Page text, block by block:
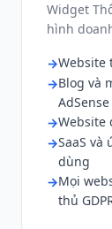
Widget
hình
Website
Blog và
AdSense
Website
SaaS
dùng
Mọi
thủ